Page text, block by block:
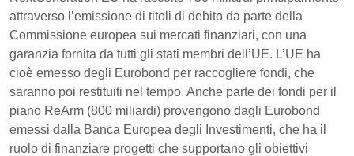
attraverso l’emissione di titoli di debito da parte della
Commissione europea sui mercati finanziari, con una
garanzia fornita da tutti gli stati membri dell’UE. L’UE ha
cioè emesso degli Eurobond per raccogliere fondi, che
saranno poi restituiti nel tempo. Anche parte dei fondi per il
piano ReArm (800 miliardi) provengono dagli Eurobond
emessi dalla Banca Europea degli Investimenti, che ha il
ruolo di finanziare progetti che supportano gli obiettivi